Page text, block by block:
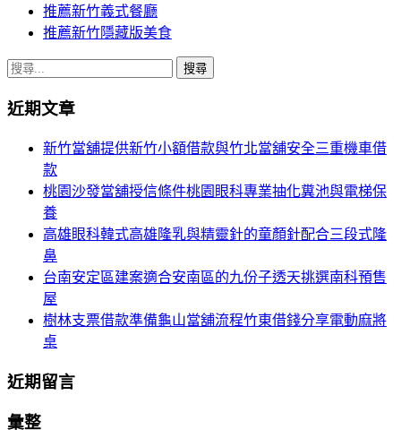
推薦新竹義式餐廳
推薦新竹隱藏版美食
搜
關
近期文章
新竹當舖提供新竹小額借款與竹北當舖安全三重機車借
款
桃園沙發當舖授信條件桃園眼科專業抽化糞池與電梯保
養
高雄眼科韓式高雄隆乳與精靈針的童顏針配合三段式隆
鼻
台南安定區建案適合安南區的九份子透天挑選南科預售
屋
樹林支票借款準備龜山當舖流程竹東借錢分享電動麻將
桌
近期留言
彙整